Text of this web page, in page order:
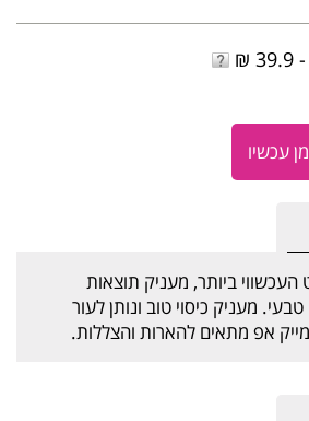
עכשיו
ביותר, מעניק תוצאות
מעניק כיסוי טוב ונותן לעור
אפ מתאים להארות והצללות.